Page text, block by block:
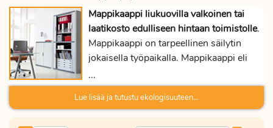
Mappikaappi liukuovilla valkoinen tai
laatikosto edulliseen hintaan toimistolle.
Mappikaappi on tarpeellinen säilytin
jokaisella työpaikalla. Mappikaappi eli
turvallinen kaappi, jossa on saranoidut
ovet. Mappihyllyt ovat säädettäviä,
...
Lue lisää ja tutustu ekologisuuteen...